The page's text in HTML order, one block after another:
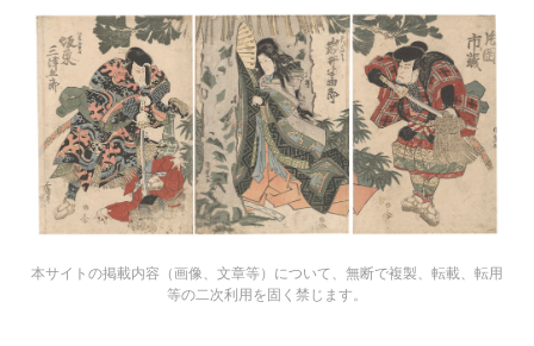
本サイトの掲載内容（画像、文章等）について、無断で複製、転載、転用
等の二次利用を固く禁じます。